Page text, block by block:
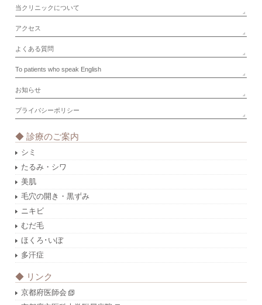
当クリニックについて
アクセス
よくある質問
To patients who speak English
お知らせ
プライバシーポリシー
◆ 診療のご案内
シミ
たるみ・シワ
美肌
毛穴の開き・黒ずみ
ニキビ
むだ毛
ほくろ･いぼ
多汗症
◆ リンク
京都府医師会